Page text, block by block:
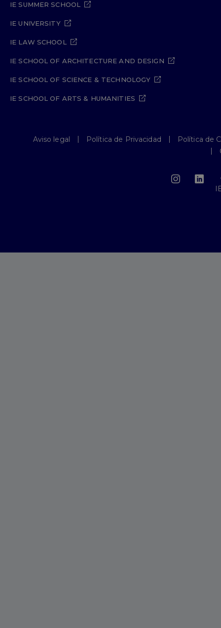
IE SUMMER SCHOOL
IE UNIVERSITY
IE LAW SCHOOL
IE SCHOOL OF ARCHITECTURE AND DESIGN
IE SCHOOL OF SCIENCE & TECHNOLOGY
IE SCHOOL OF ARTS & HUMANITIES
Aviso legal Política de Privacidad
Política de